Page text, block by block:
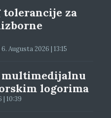
tolerancije za
Augusta 2026 | 13:15
logorima
10:39